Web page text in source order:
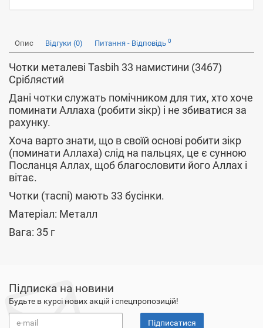
Опис Відгуки (0) Питання - Відповідь 0
Чотки металеві Tasbih 33 намистини (3467)
Сріблястий
Дані чотки служать помічником для тих, хто хоче
поминати Аллаха (робити зікр) і не збиватися за
рахунку.
Хоча варто знати, що в своїй основі робити зікр
(поминати Аллаха) слід на пальцях, це є сунною
Посланця Аллах, щоб благословити його Аллах і
вітає.
Чотки (таспі) мають 33 бусінки.
Матеріал: Металл
Вага: 35 г
Підписка на новини
Будьте в курсі нових акцій і спецпропозицій!
Підписатися